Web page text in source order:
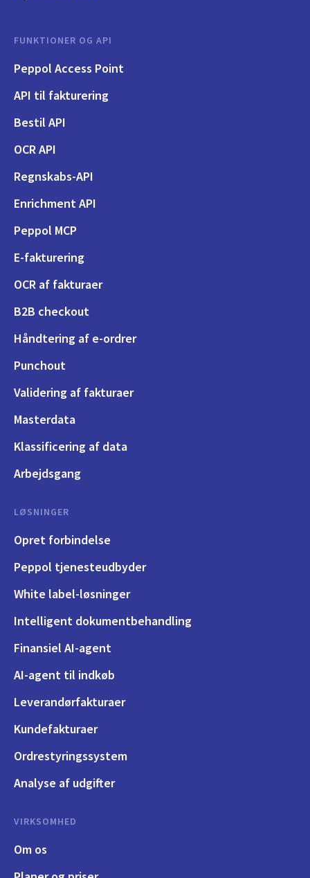
FUNKTIONER OG API
Peppol Access Point
API til fakturering
Bestil API
OCR API
Regnskabs-API
Enrichment API
Peppol MCP
E-fakturering
OCR af fakturaer
B2B checkout
Håndtering af e-ordrer
Punchout
Validering af fakturaer
Masterdata
Klassificering af data
Arbejdsgang
LØSNINGER
Opret forbindelse
Peppol tjenesteudbyder
White label-løsninger
Intelligent dokumentbehandling
Finansiel AI-agent
AI-agent til indkøb
Leverandørfakturaer
Kundefakturaer
Ordrestyringssystem
Analyse af udgifter
VIRKSOMHED
Om os